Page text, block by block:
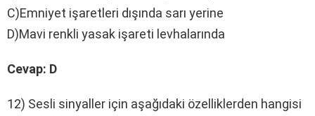
C)Emniyet işaretleri dışında sarı yerine
D)Mavi renkli yasak işareti levhalarında
Cevap: D
12) Sesli sinyaller için aşağıdaki özelliklerden hangisi